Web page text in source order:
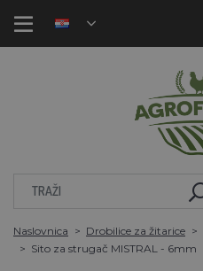
Naslovnica Drobilice za žitarice
Sito za strugač MISTRAL - 6mm